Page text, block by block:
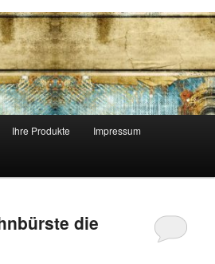
Ihre Produkte Impressum
die